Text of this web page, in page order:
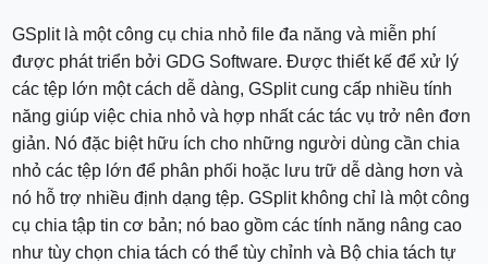
GSplit là một công cụ chia nhỏ file đa năng và miễn phí
được phát triển bởi GDG Software. Được thiết kế để xử lý
các tệp lớn một cách dễ dàng, GSplit cung cấp nhiều tính
năng giúp việc chia nhỏ và hợp nhất các tác vụ trở nên đơn
giản. Nó đặc biệt hữu ích cho những người dùng cần chia
nhỏ các tệp lớn để phân phối hoặc lưu trữ dễ dàng hơn và
nó hỗ trợ nhiều định dạng tệp. GSplit không chỉ là một công
cụ chia tập tin cơ bản; nó bao gồm các tính năng nâng cao
như tùy chọn chia tách có thể tùy chỉnh và Bộ chia tách tự